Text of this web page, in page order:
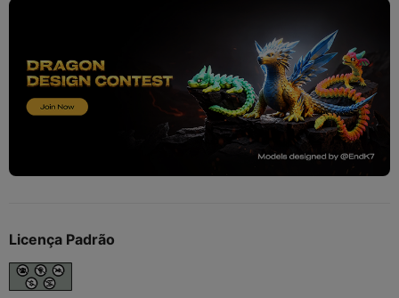
Licença Padrão